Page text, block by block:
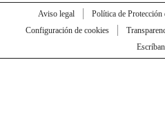
Aviso legal Política de Protección
Configuración de cookies